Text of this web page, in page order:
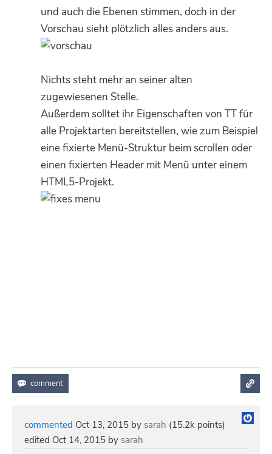
und auch die Ebenen stimmen, doch in der
Vorschau sieht plötzlich alles anders aus.
Nichts steht mehr an seiner alten
zugewiesenen Stelle.
Außerdem solltet ihr Eigenschaften von TT für
alle Projektarten bereitstellen, wie zum Beispiel
eine fixierte Menü-Struktur beim scrollen oder
einen fixierten Header mit Menü unter einem
HTML5-Projekt.
commented Oct 13, 2015 by sarah (15.2k points)
edited Oct 14, 2015 by sarah